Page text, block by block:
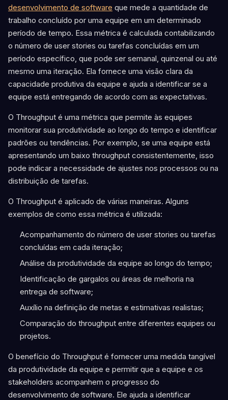
desenvolvimento de software que mede a quantidade de
trabalho concluído por uma equipe em um determinado
período de tempo. Essa métrica é calculada contabilizando
o número de user stories ou tarefas concluídas em um
período específico, que pode ser semanal, quinzenal ou até
mesmo uma iteração. Ela fornece uma visão clara da
capacidade produtiva da equipe e ajuda a identificar se a
equipe está entregando de acordo com as expectativas.
O Throughput é uma métrica que permite às equipes
monitorar sua produtividade ao longo do tempo e identificar
padrões ou tendências. Por exemplo, se uma equipe está
apresentando um baixo throughput consistentemente, isso
pode indicar a necessidade de ajustes nos processos ou na
distribuição de tarefas.
O Throughput é aplicado de várias maneiras. Alguns
exemplos de como essa métrica é utilizada:
Acompanhamento do número de user stories ou tarefas
concluídas em cada iteração;
Análise da produtividade da equipe ao longo do tempo;
Identificação de gargalos ou áreas de melhoria na
entrega de software;
Auxílio na definição de metas e estimativas realistas;
Comparação do throughput entre diferentes equipes ou
projetos.
O benefício do Throughput é fornecer uma medida tangível
da produtividade da equipe e permitir que a equipe e os
stakeholders acompanhem o progresso do
desenvolvimento de software. Ele ajuda a identificar